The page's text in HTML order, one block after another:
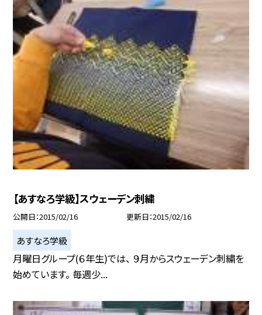
【あすなろ学級】スウェーデン刺繍
公開日 2015/02/16 更新日 2015/02/16
あすなろ学級
月曜日グループ(６年生)では、 ９月からスウェーデン刺繍を
始めています。 毎週少...